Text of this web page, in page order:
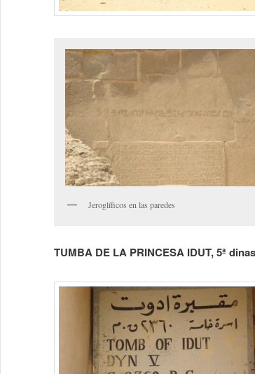
Jeroglíficos en las paredes
TUMBA DE LA PRINCESA IDUT, 5ª